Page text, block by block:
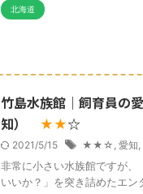
北海道
竹島水族館｜飼育員の
知）
★★☆
2021/5/15 ★★☆ , 愛知,
非常に小さい水族館ですが
いいか？」を突き詰めたエン